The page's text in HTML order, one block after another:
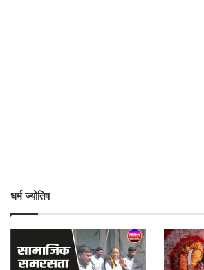
धर्म ज्योतिष